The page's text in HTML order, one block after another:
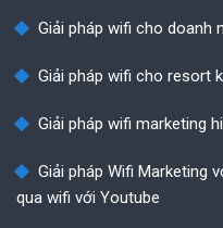
Giải pháp wifi cho doanh
Giải pháp wifi cho resort
Giải pháp wifi marketing
Giải pháp Wifi Marketing
qua wifi với Youtube